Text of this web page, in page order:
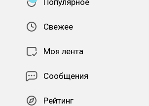
Популярное
Свежее
Моя лента
Сообщения
Рейтинг